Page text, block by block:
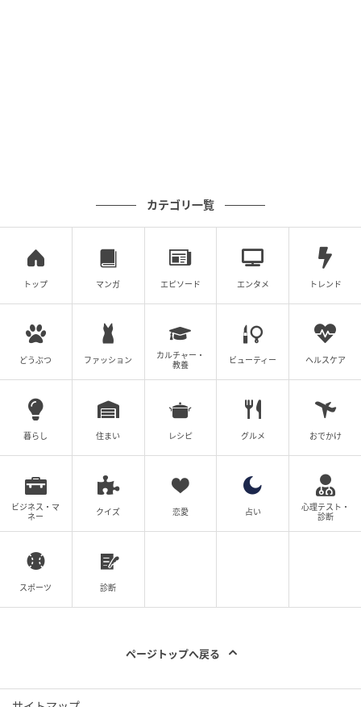
少なくとも仕事やキャリアの場面では、アドバイスを
求めることは一方的に頼る行為ではなく、互いに価値
参考文献
People who are aware of the advantages for both
parties are more likely to ask for advice, study shows
https://phys.org/news/2026-06-people-aware-
advantages-parties-advice.html
元論文
A Prosocial Perspective on Advice Seeking and
Networking: How Focusing on What Advice Givers
Can Gain Motivates Advice Seekers to Reach Out
関心あり。材料工学の観点から新しい可能性を探るこ
カテゴリ一覧
トップ マンガ エピソード エンタメ トレンド
どうぶつ ファッション
カルチャー・
教養
ビューティー ヘルスケア
暮らし 住まい レシピ グルメ おでかけ
ビジネス・マ
ネー
クイズ 恋愛 占い
心理テスト・
診断
スポーツ 診断
ページトップへ戻る